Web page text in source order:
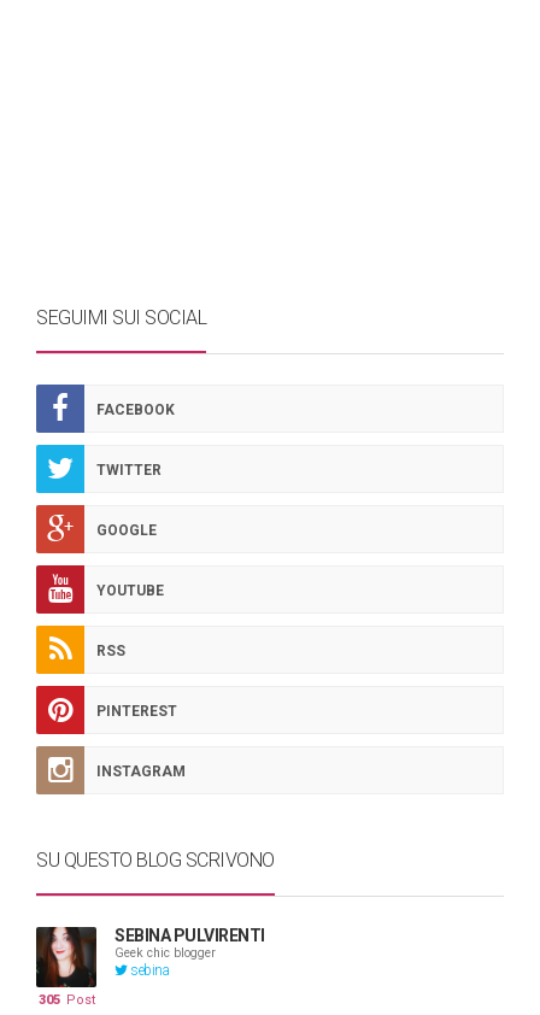
SEGUIMI SUI SOCIAL
FACEBOOK
TWITTER
GOOGLE
YOUTUBE
RSS
PINTEREST
INSTAGRAM
SU QUESTO BLOG SCRIVONO
SEBINA PULVIRENTI
Geek chic blogger
sebina
305 Post